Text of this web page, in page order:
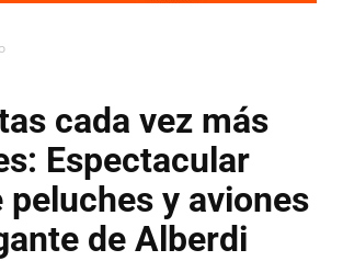
cada vez más
Espectacular
peluches y aviones
de Alberdi